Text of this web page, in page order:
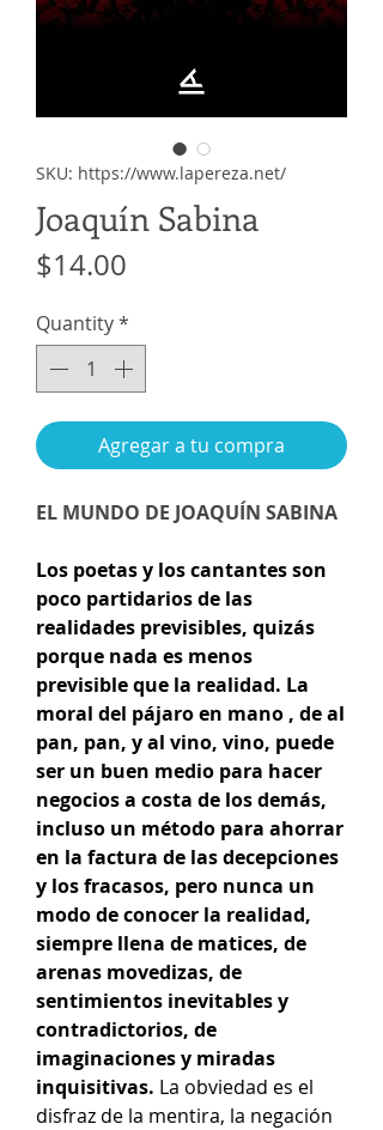
SKU: https://www.lapereza.net/
Joaquín Sabina
$14.00
Quantity*
Agregar a tu compra
EL MUNDO DE JOAQUÍN SABINA
Los poetas y los cantantes son
poco partidarios de las
realidades previsibles, quizás
porque nada es menos
previsible que la realidad. La
moral del pájaro en mano , de al
pan, pan, y al vino, vino, puede
ser un buen medio para hacer
negocios a costa de los demás,
incluso un método para ahorrar
en la factura de las decepciones
y los fracasos, pero nunca un
modo de conocer la realidad,
siempre llena de matices, de
arenas movedizas, de
sentimientos inevitables y
contradictorios, de
imaginaciones y miradas
inquisitivas. La obviedad es el
disfraz de la mentira, la negación